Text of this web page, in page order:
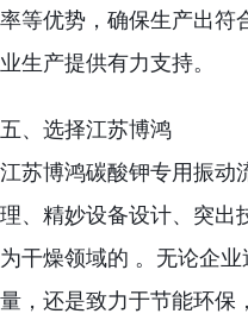
率等优势，确保生产出符
业生产提供有力支持。
五、选择江苏博鸿
江苏博鸿碳酸钾专用振动
理、精妙设备设计、突出
为干燥领域的 。无论企
量，还是致力于节能环保